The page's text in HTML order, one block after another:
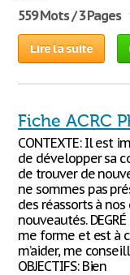
559 Mots / 3 Pages
Lire la suite
Fiche ACRC
CONTEXTE: Il est
de développer sa
de trouver de
ne sommes pas
des réassorts à
nouveautés.
me forme et est à
m’aider, me
OBJECTIFS: Bien